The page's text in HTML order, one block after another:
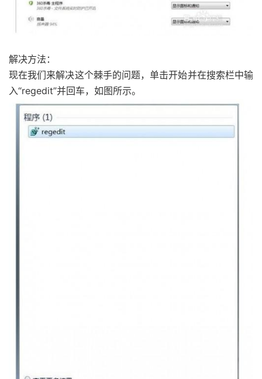
解决方法：
现在我们来解决这个棘手的问题，单击开始并在搜索栏中输
入“regedit”并回车，如图所示。